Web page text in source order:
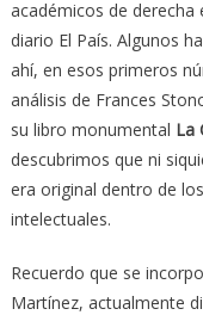
académicos de derecha
diario El País. Algunos
ahí, en esos primeros
análisis de Frances
su libro monumental La
descubrimos que ni
era original dentro de
intelectuales.
Recuerdo que se
Martínez, actualmente